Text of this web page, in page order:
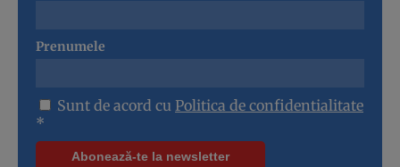
Prenumele
Sunt de acord cu Politica de confidentialitate
*